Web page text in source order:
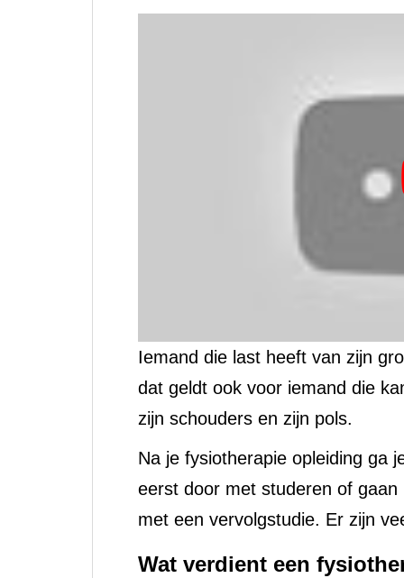
Iemand die last heeft van zijn
dat geldt ook voor iemand die
zijn schouders en zijn pols.
Na je fysiotherapie opleiding ga
eerst door met studeren of
met een vervolgstudie. Er zijn
Wat verdient een